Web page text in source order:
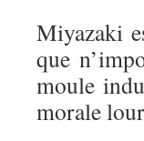
Miyazaki
que
moule
morale